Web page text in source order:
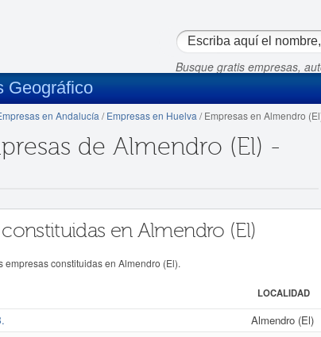
Busque gratis empresas,
Geográfico
en Andalucía /Empresas en Huelva / Empresas en Almendro
de Almendro (El) -
en Almendro (El)
constituidas en Almendro (El).
LOCALIDAD
Almendro (El)